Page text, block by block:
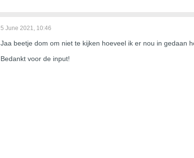
5 June 2021, 10:46
Jaa beetje dom om niet te kijken hoeveel ik er nou in gedaan
Bedankt voor de input!